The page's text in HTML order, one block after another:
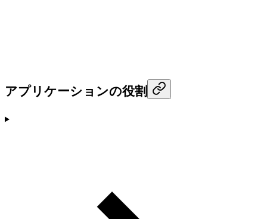
アプリケーションの役割